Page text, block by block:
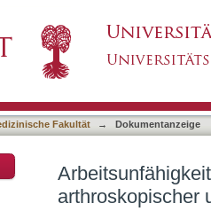
Fakultät → Dokumentanzeige
arthroskopischer